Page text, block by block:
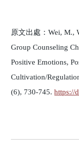
原文出處：Wei, M.,
Group Counseling
Positive Emotions,
Cultivation/
(6), 730-745.https://